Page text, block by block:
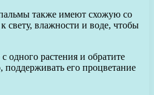
также имеют схожую со
свету, влажности и воде, чтобы
одного растения и обратите
его процветание